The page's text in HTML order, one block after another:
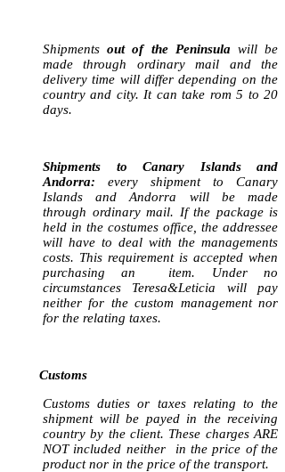
Shipmentsout of the Peninsula will be
made through ordinary mail and the
delivery time will differ depending on the
country and city. It can take rom 5 to 20
days.
Shipments to Canary Islands and
Andorra: every shipment to Canary
Islands and Andorra will be made
through ordinary mail. If the package is
held in the costumes office, the addressee
will have to deal with the managements
costs. This requirement is accepted when
purchasing an item. Under no
circumstances Teresa&Leticia will pay
neither for the custom management nor
for the relating taxes.
Customs
Customs duties or taxes relating to the
shipment will be payed in the receiving
country by the client. These charges ARE
NOT included neither in the price of the
product nor in the price of the transport.